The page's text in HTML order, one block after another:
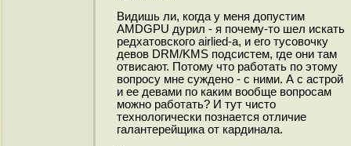
Видишь ли, когда у меня допустим
AMDGPU дурил - я почему-то шел искать
редхатовского airlied-а, и его тусовочку
девов DRM/KMS подсистем, где они там
отвисают. Потому что работать по этому
вопросу мне суждено - с ними. А с астрой
и ее девами по каким вообще вопросам
можно работать? И тут чисто
технологически познается отличие
галантерейщика от кардинала.